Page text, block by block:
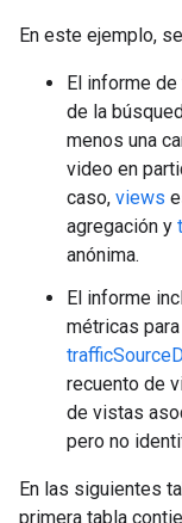
En este ejemplo,
El informe
de la
menos una
video en
caso, views
agregación y
anónima.
El informe
métricas
recuento de
de vistas
pero no
En las siguientes
primera tabla